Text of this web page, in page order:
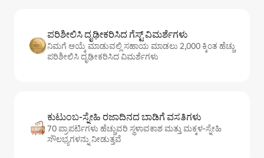
ಪರಿಶೀಲಿಸಿ ದೃಢೀಕರಿಸಿದ ಗೆಸ್ಟ್ ವಿಮರ್ಶೆಗಳು
ನಿಮಗೆ ಆಯ್ಕೆ ಮಾಡುವಲ್ಲಿ ಸಹಾಯ ಮಾಡಲು 2,000 ಕ್ಕಿಂತ ಹೆಚ್ಚು
ಪರಿಶೀಲಿಸಿ ದೃಢೀಕರಿಸಿದ ವಿಮರ್ಶೆಗಳು
ಕುಟುಂಬ-ಸ್ನೇಹಿ ರಜಾದಿನದ ಬಾಡಿಗೆ ವಸತಿಗಳು
70 ಪ್ರಾಪರ್ಟಿಗಳು ಹೆಚ್ಚುವರಿ ಸ್ಥಳಾವಕಾಶ ಮತ್ತು ಮಕ್ಕಳ-ಸ್ನೇಹಿ
ಸೌಲಭ್ಯಗಳನ್ನು ನೀಡುತ್ತವೆ